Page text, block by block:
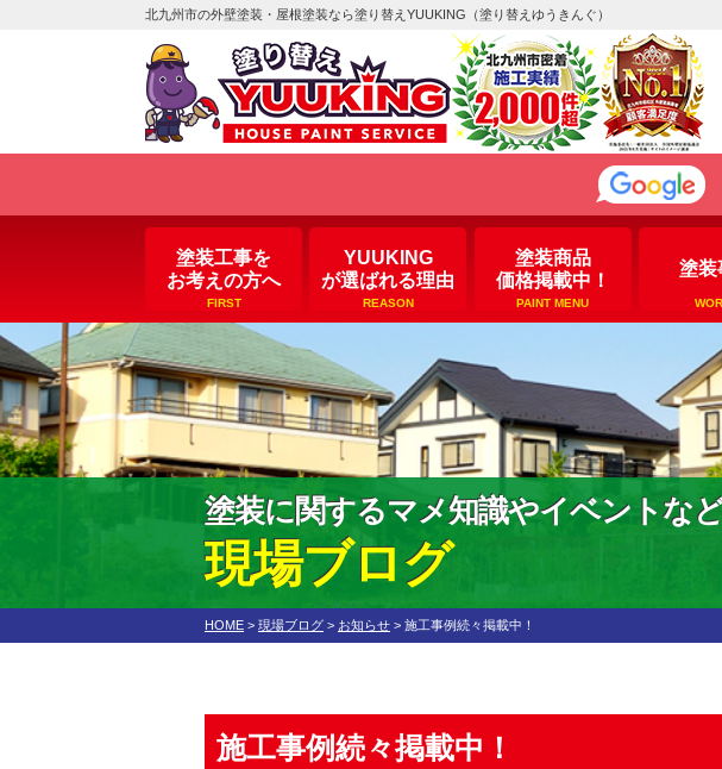
北九州市の外壁塗装・屋根塗装なら塗り替えYUUKING（塗り替えゆうきんぐ）
塗装工事を
お考えの方へ
FIRST
YUUKING
が選ばれる理由
REASON
塗装商品
価格掲載中！
PAINT MENU
塗装
塗装に関するマメ知識やイベントな
現場ブログ
HOME > 現場ブログ > お知らせ > 施工事例続々掲載中！
施工事例続々掲載中！